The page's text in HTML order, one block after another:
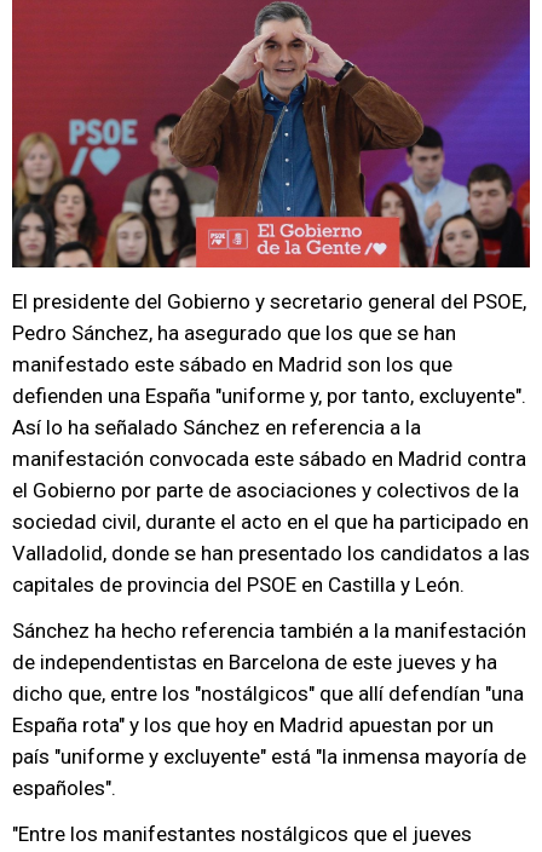
El presidente del Gobierno y secretario general del PSOE,
Pedro Sánchez, ha asegurado que los que se han
manifestado este sábado en Madrid son los que
defienden una España "uniforme y, por tanto, excluyente".
Así lo ha señalado Sánchez en referencia a la
manifestación convocada este sábado en Madrid contra
el Gobierno por parte de asociaciones y colectivos de la
sociedad civil, durante el acto en el que ha participado en
Valladolid, donde se han presentado los candidatos a las
capitales de provincia del PSOE en Castilla y León.
Sánchez ha hecho referencia también a la manifestación
de independentistas en Barcelona de este jueves y ha
dicho que, entre los "nostálgicos" que allí defendían "una
España rota" y los que hoy en Madrid apuestan por un
país "uniforme y excluyente" está "la inmensa mayoría de
españoles".
"Entre los manifestantes nostálgicos que el jueves